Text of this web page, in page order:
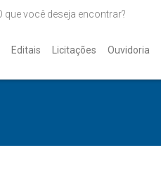
Editais Licitações Ouvidoria